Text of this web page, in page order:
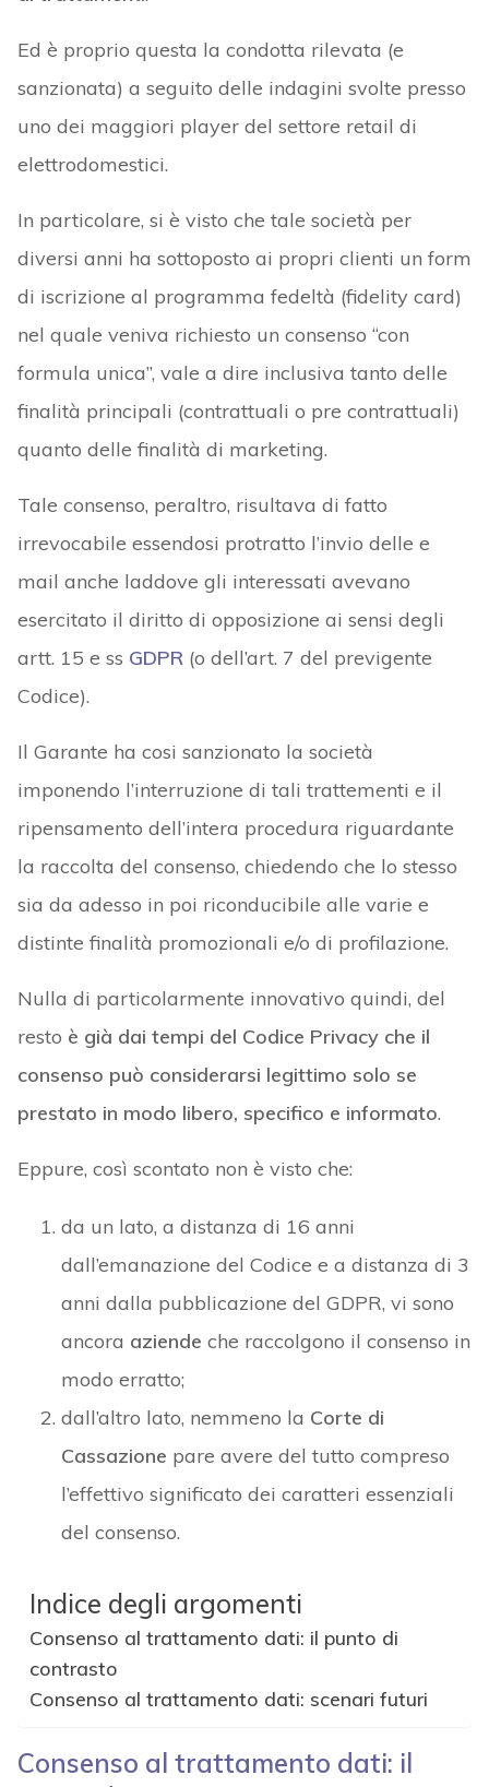
Ed è proprio questa la condotta rilevata (e
sanzionata) a seguito delle indagini svolte presso
uno dei maggiori player del settore retail di
elettrodomestici.
In particolare, si è visto che tale società per
diversi anni ha sottoposto ai propri clienti un form
di iscrizione al programma fedeltà (fidelity card)
nel quale veniva richiesto un consenso “con
formula unica”, vale a dire inclusiva tanto delle
finalità principali (contrattuali o pre contrattuali)
quanto delle finalità di marketing.
Tale consenso, peraltro, risultava di fatto
irrevocabile essendosi protratto l’invio delle e
mail anche laddove gli interessati avevano
esercitato il diritto di opposizione ai sensi degli
artt. 15 e ss GDPR(o dell’art. 7 del previgente
Codice).
Il Garante ha cosi sanzionato la società
imponendo l’interruzione di tali trattementi e il
ripensamento dell’intera procedura riguardante
la raccolta del consenso, chiedendo che lo stesso
sia da adesso in poi riconducibile alle varie e
distinte finalità promozionali e/o di profilazione.
Nulla di particolarmente innovativo quindi, del
resto è già dai tempi del Codice Privacy che il
consenso può considerarsi legittimo solo se
prestato in modo libero, specifico e informato.
Eppure, così scontato non è visto che:
da un lato, a distanza di 16 anni
dall’emanazione del Codice e a distanza di 3
anni dalla pubblicazione del GDPR, vi sono
ancora aziende che raccolgono il consenso in
modo erratto;
dall’altro lato, nemmeno la Corte di
Cassazione pare avere del tutto compreso
l’effettivo significato dei caratteri essenziali
del consenso.
Indice degli argomenti
Consenso al trattamento dati: il punto di
contrasto
Consenso al trattamento dati: scenari futuri
Consenso al trattamento dati: il